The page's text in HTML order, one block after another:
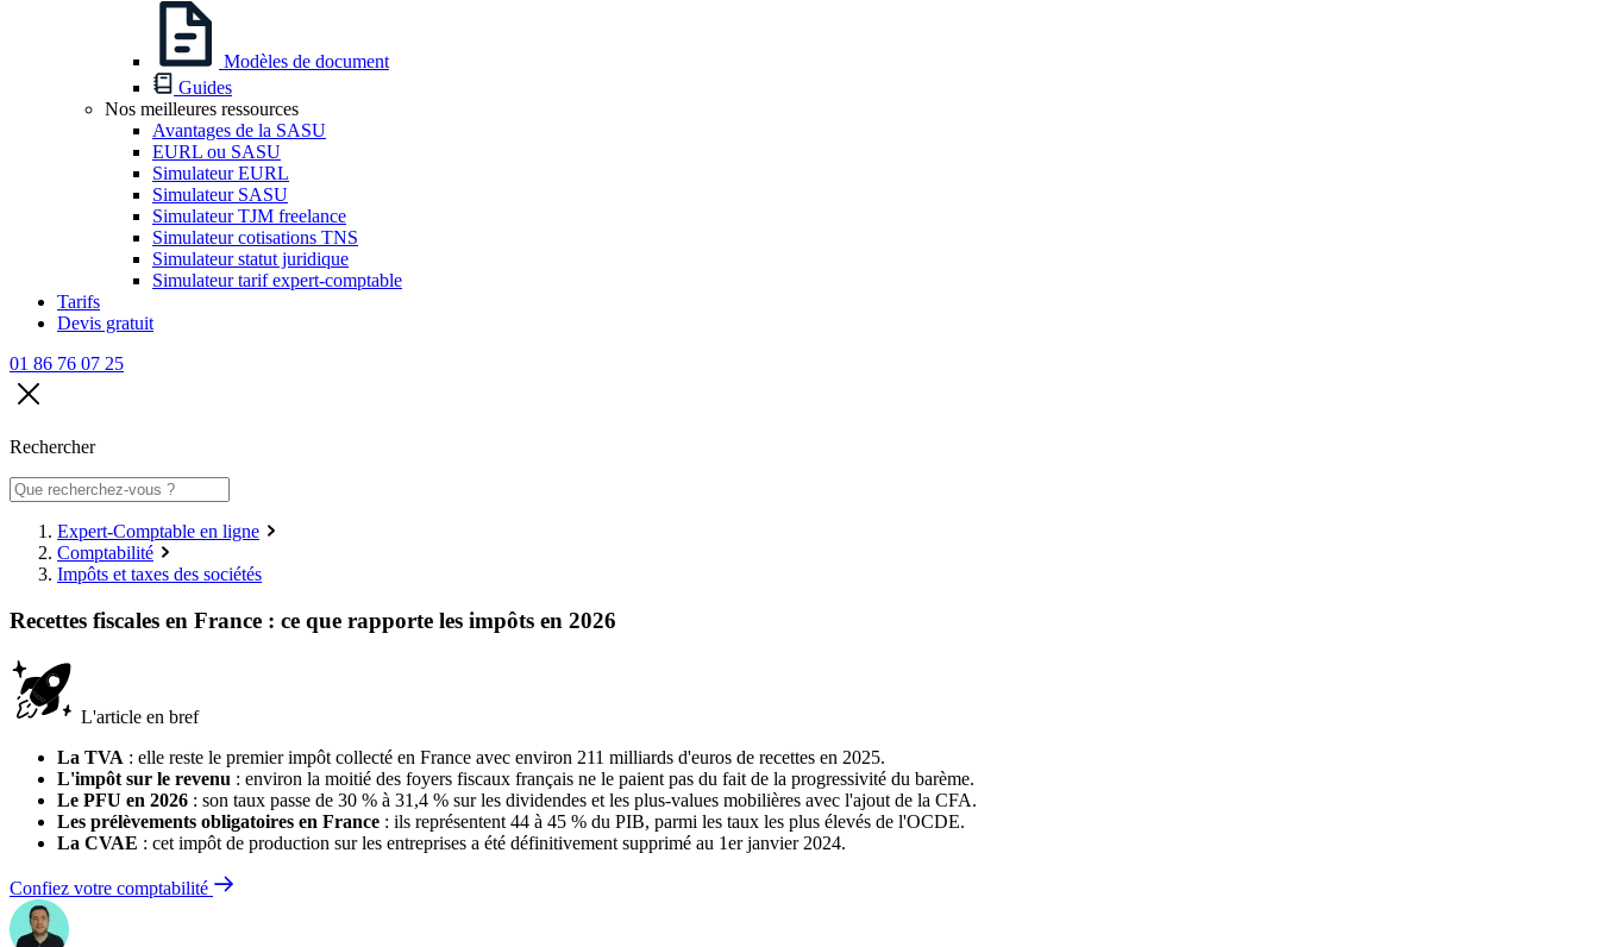
Modèles de document
Guides
Nos meilleures ressources
Avantages de la SASU
EURL ou SASU
Simulateur EURL
Simulateur SASU
Simulateur TJM freelance
Simulateur cotisations TNS
Simulateur statut juridique
Simulateur tarif expert-comptable
Tarifs
Devis gratuit
01 86 76 07 25
Rechercher
Expert-Comptable en ligne
Comptabilité
Impôts et taxes des sociétés
Recettes fiscales en France : ce que rapporte les impôts en 2026
L'article en bref
La TVA : elle reste le premier impôt collecté en France avec environ 211 milliards d'euros de recettes en 2025.
L'impôt sur le revenu : environ la moitié des foyers fiscaux français ne le paient pas du fait de la progressivité du barème.
Le PFU en 2026 : son taux passe de 30 % à 31,4 % sur les dividendes et les plus-values mobilières avec l'ajout de la CFA.
Les prélèvements obligatoires en France : ils représentent 44 à 45 % du PIB, parmi les taux les plus élevés de l'OCDE.
La CVAE : cet impôt de production sur les entreprises a été définitivement supprimé au 1er janvier 2024.
Confiez votre comptabilité